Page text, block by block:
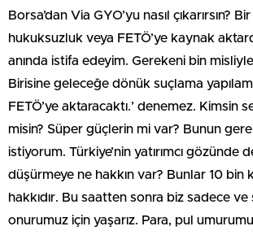
Borsa’dan Via GYO’yu nasıl çıkarırsın?
hukuksuzluk veya FETÖ’ye kaynak
anında istifa edeyim. Gerekeni bin misliyle
Birisine geleceğe dönük suçlama
FETÖ’ye aktaracaktı.’ denemez. Kimsin
misin? Süper güçlerin mi var? Bunun
istiyorum. Türkiye’nin yatırımcı gözünde
düşürmeye ne hakkın var? Bunlar 10 bin
hakkıdır. Bu saatten sonra biz sadece ve
onurumuz için yaşarız. Para, pul